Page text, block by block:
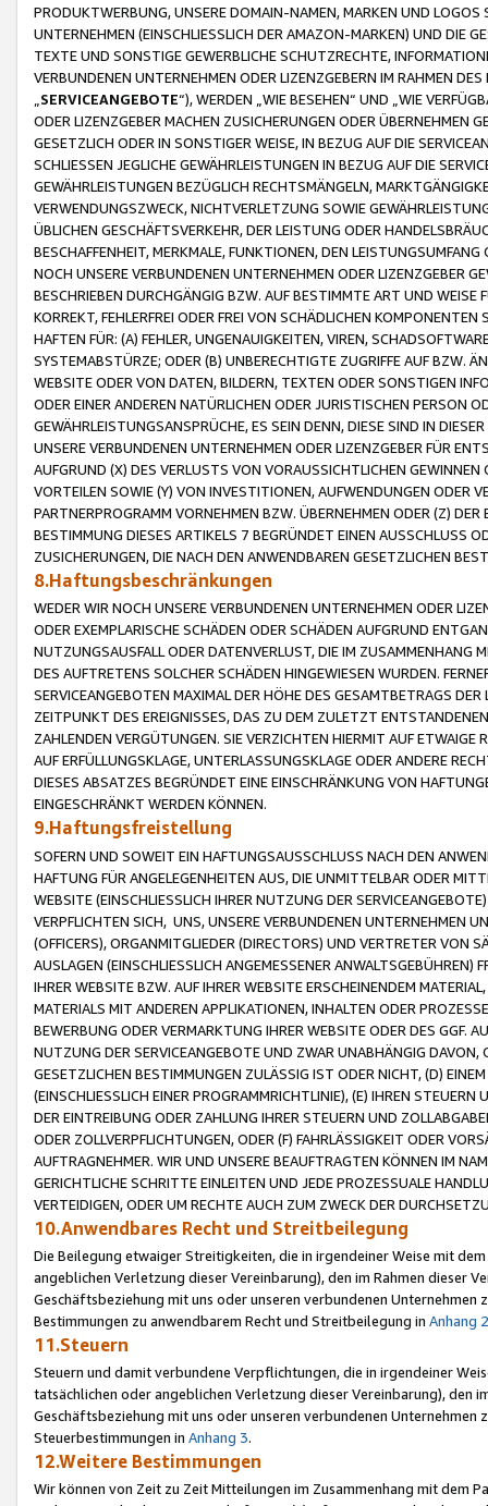
PRODUKTWERBUNG, UNSERE DOMAIN-NAMEN, MARKEN UND
UNTERNEHMEN (EINSCHLIESSLICH DER AMAZON-MARKEN) UND DIE
TEXTE UND SONSTIGE GEWERBLICHE SCHUTZRECHTE,
VERBUNDENEN UNTERNEHMEN ODER LIZENZGEBERN IM RAHMEN
SERVICEANGEBOTE“), WERDEN „WIE BESEHEN“ UND „WIE
ODER LIZENZGEBER MACHEN ZUSICHERUNGEN ODER ÜBERNEHMEN
GESETZLICH ODER IN SONSTIGER WEISE, IN BEZUG AUF DIE
SCHLIESSEN JEGLICHE GEWÄHRLEISTUNGEN IN BEZUG AUF DIE
GEWÄHRLEISTUNGEN BEZÜGLICH RECHTSMÄNGELN,
VERWENDUNGSZWECK, NICHTVERLETZUNG SOWIE
ÜBLICHEN GESCHÄFTSVERKEHR, DER LEISTUNG ODER
BESCHAFFENHEIT, MERKMALE, FUNKTIONEN, DEN
NOCH UNSERE VERBUNDENEN UNTERNEHMEN ODER LIZENZGEBER
BESCHRIEBEN DURCHGÄNGIG BZW. AUF BESTIMMTE ART UND
KORREKT, FEHLERFREI ODER FREI VON SCHÄDLICHEN
HAFTEN FÜR: (A) FEHLER, UNGENAUIGKEITEN, VIREN,
SYSTEMABSTÜRZE; ODER (B) UNBERECHTIGTE ZUGRIFFE AUF BZW.
WEBSITE ODER VON DATEN, BILDERN, TEXTEN ODER SONSTIGEN
ODER EINER ANDEREN NATÜRLICHEN ODER JURISTISCHEN PERSON
GEWÄHRLEISTUNGSANSPRÜCHE, ES SEIN DENN, DIESE SIND IN
UNSERE VERBUNDENEN UNTERNEHMEN ODER LIZENZGEBER FÜR
AUFGRUND (X) DES VERLUSTS VON VORAUSSICHTLICHEN
VORTEILEN SOWIE (Y) VON INVESTITIONEN, AUFWENDUNGEN ODER
PARTNERPROGRAMM VORNEHMEN BZW. ÜBERNEHMEN ODER (Z)
BESTIMMUNG DIESES ARTIKELS 7 BEGRÜNDET EINEN AUSSCHLUSS
ZUSICHERUNGEN, DIE NACH DEN ANWENDBAREN GESETZLICHEN
8.Haftungsbeschränkungen
WEDER WIR NOCH UNSERE VERBUNDENEN UNTERNEHMEN ODER
ODER EXEMPLARISCHE SCHÄDEN ODER SCHÄDEN AUFGRUND
NUTZUNGSAUSFALL ODER DATENVERLUST, DIE IM ZUSAMMENHANG
DES AUFTRETENS SOLCHER SCHÄDEN HINGEWIESEN WURDEN.
SERVICEANGEBOTEN MAXIMAL DER HÖHE DES GESAMTBETRAGS
ZEITPUNKT DES EREIGNISSES, DAS ZU DEM ZULETZT
ZAHLENDEN VERGÜTUNGEN. SIE VERZICHTEN HIERMIT AUF
AUF ERFÜLLUNGSKLAGE, UNTERLASSUNGSKLAGE ODER ANDERE
DIESES ABSATZES BEGRÜNDET EINE EINSCHRÄNKUNG VON
EINGESCHRÄNKT WERDEN KÖNNEN.
9.Haftungsfreistellung
SOFERN UND SOWEIT EIN HAFTUNGSAUSSCHLUSS NACH DEN
HAFTUNG FÜR ANGELEGENHEITEN AUS, DIE UNMITTELBAR ODER
WEBSITE (EINSCHLIESSLICH IHRER NUTZUNG DER
VERPFLICHTEN SICH, UNS, UNSERE VERBUNDENEN UNTERNEHMEN
(OFFICERS), ORGANMITGLIEDER (DIRECTORS) UND VERTRETER VON
AUSLAGEN (EINSCHLIESSLICH ANGEMESSENER
IHRER WEBSITE BZW. AUF IHRER WEBSITE ERSCHEINENDEM
MATERIALS MIT ANDEREN APPLIKATIONEN, INHALTEN ODER
BEWERBUNG ODER VERMARKTUNG IHRER WEBSITE ODER DES GGF.
NUTZUNG DER SERVICEANGEBOTE UND ZWAR UNABHÄNGIG
GESETZLICHEN BESTIMMUNGEN ZULÄSSIG IST ODER NICHT, (D)
(EINSCHLIESSLICH EINER PROGRAMMRICHTLINIE), (E) IHREN
DER EINTREIBUNG ODER ZAHLUNG IHRER STEUERN UND
ODER ZOLLVERPFLICHTUNGEN, ODER (F) FAHRLÄSSIGKEIT ODER
AUFTRAGNEHMER. WIR UND UNSERE BEAUFTRAGTEN KÖNNEN IM
GERICHTLICHE SCHRITTE EINLEITEN UND JEDE PROZESSUALE
VERTEIDIGEN, ODER UM RECHTE AUCH ZUM ZWECK DER
10.Anwendbares Recht und Streitbeilegung
Die Beilegung etwaiger Streitigkeiten, die in irgendeiner Weise mit
angeblichen Verletzung dieser Vereinbarung), den im Rahmen dieser
Geschäftsbeziehung mit uns oder unseren verbundenen
Bestimmungen zu anwendbarem Recht und Streitbeilegung in Anhang 2
11.Steuern
Steuern und damit verbundene Verpflichtungen, die in irgendeiner
tatsächlichen oder angeblichen Verletzung dieser Vereinbarung), den
Geschäftsbeziehung mit uns oder unseren verbundenen
Steuerbestimmungen in Anhang 3.
12.Weitere Bestimmungen
Wir können von Zeit zu Zeit Mitteilungen im Zusammenhang mit dem